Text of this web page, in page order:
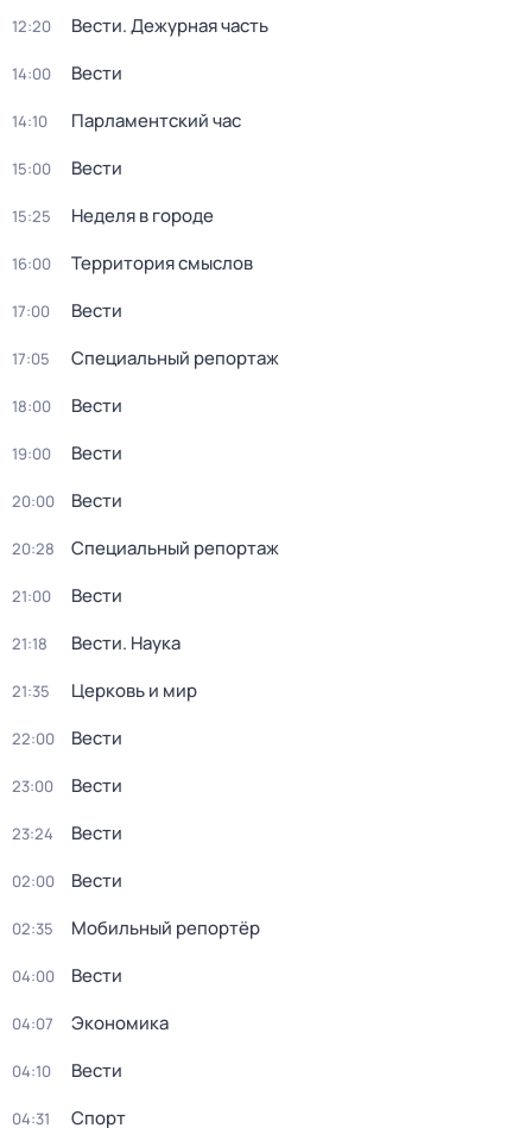
12:20 Вести. Дежурная часть
14:00 Вести
14:10 Парламентский час
15:00 Вести
15:25 Неделя в городе
16:00 Территория смыслов
17:00 Вести
17:05 Специальный репортаж
18:00 Вести
19:00 Вести
20:00 Вести
20:28 Специальный репортаж
21:00 Вести
21:18 Вести. Наука
21:35 Церковь и мир
22:00 Вести
23:00 Вести
23:24 Вести
02:00 Вести
02:35 Мобильный репортёр
04:00 Вести
04:07 Экономика
04:10 Вести
04:31 Спорт